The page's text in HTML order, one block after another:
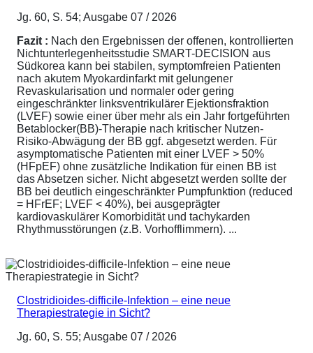
Jg. 60, S. 54; Ausgabe 07 / 2026
Fazit : Nach den Ergebnissen der offenen, kontrollierten
Nichtunterlegenheitsstudie SMART-DECISION aus
Südkorea kann bei stabilen, symptomfreien Patienten
nach akutem Myokardinfarkt mit gelungener
Revaskularisation und normaler oder gering
eingeschränkter linksventrikulärer Ejektionsfraktion
(LVEF) sowie einer über mehr als ein Jahr fortgeführten
Betablocker(BB)-Therapie nach kritischer Nutzen-
Risiko-Abwägung der BB ggf. abgesetzt werden. Für
asymptomatische Patienten mit einer LVEF > 50%
(HFpEF) ohne zusätzliche Indikation für einen BB ist
das Absetzen sicher. Nicht abgesetzt werden sollte der
BB bei deutlich eingeschränkter Pumpfunktion (reduced
= HFrEF; LVEF < 40%), bei ausgeprägter
kardiovaskulärer Komorbidität und tachykarden
Rhythmusstörungen (z.B. Vorhofflimmern). ...
Clostridioides-difficile-Infektion – eine neue
Therapiestrategie in Sicht?
Jg. 60, S. 55; Ausgabe 07 / 2026